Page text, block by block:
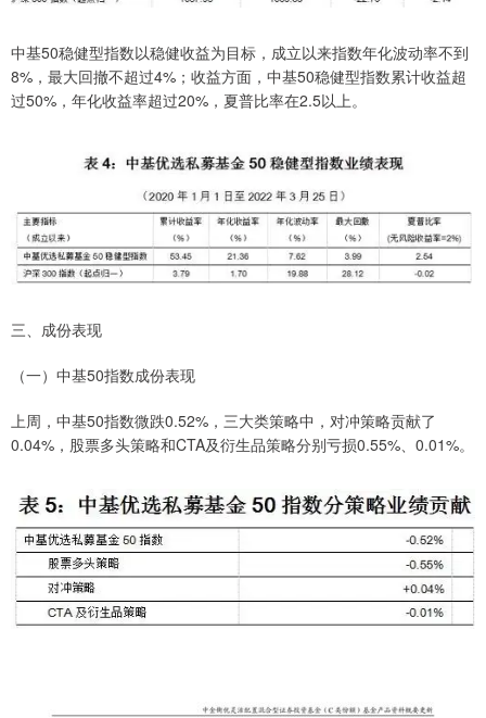
中基50稳健型指数以稳健收益为目标，成立以来指数年化波动率不到
8%，最大回撤不超过4%；收益方面，中基50稳健型指数累计收益超
过50%，年化收益率超过20%，夏普比率在2.5以上。
三、成份表现
（一）中基50指数成份表现
上周，中基50指数微跌0.52%，三大类策略中，对冲策略贡献了
0.04%，股票多头策略和CTA及衍生品策略分别亏损0.55%、0.01%。